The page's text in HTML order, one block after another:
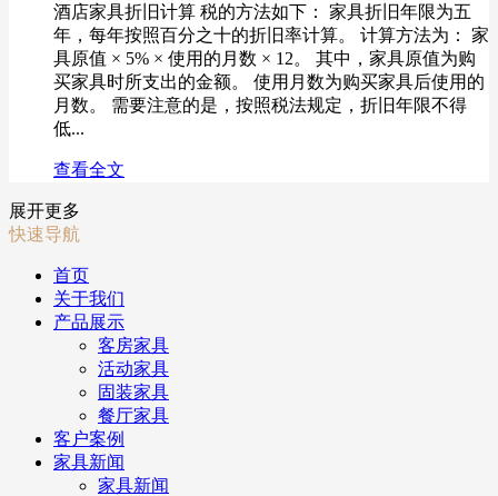
酒店家具折旧计算 税的方法如下： 家具折旧年限为五
年，每年按照百分之十的折旧率计算。 计算方法为： 家
具原值 × 5% × 使用的月数 × 12。 其中，家具原值为购
买家具时所支出的金额。 使用月数为购买家具后使用的
月数。 需要注意的是，按照税法规定，折旧年限不得
低...
查看全文
展开更多
快速导航
首页
关于我们
产品展示
客房家具
活动家具
固装家具
餐厅家具
客户案例
家具新闻
家具新闻